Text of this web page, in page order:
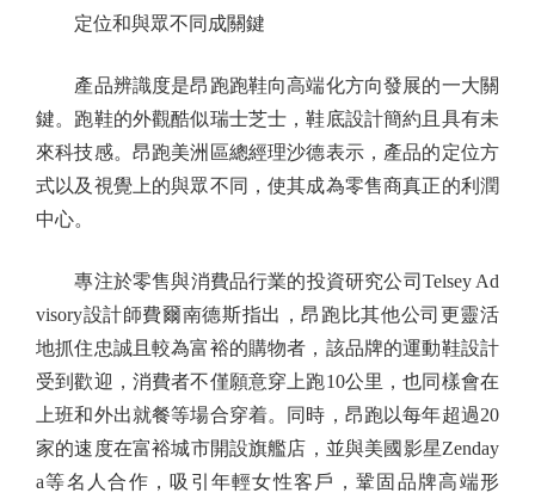
定位和與眾不同成關鍵
產品辨識度是昂跑跑鞋向高端化方向發展的一大關
鍵。跑鞋的外觀酷似瑞士芝士，鞋底設計簡約且具有未
來科技感。昂跑美洲區總經理沙德表示，產品的定位方
式以及視覺上的與眾不同，使其成為零售商真正的利潤
中心。
專注於零售與消費品行業的投資研究公司Telsey Ad
visory設計師費爾南德斯指出，昂跑比其他公司更靈活
地抓住忠誠且較為富裕的購物者，該品牌的運動鞋設計
受到歡迎，消費者不僅願意穿上跑10公里，也同樣會在
上班和外出就餐等場合穿着。同時，昂跑以每年超過20
家的速度在富裕城市開設旗艦店，並與美國影星Zenday
a等名人合作，吸引年輕女性客戶，鞏固品牌高端形